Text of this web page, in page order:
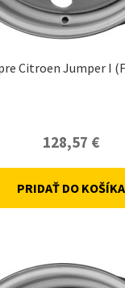
Citroen Jumper I
128,57 €
PRIDAŤ DO KOŠÍKA